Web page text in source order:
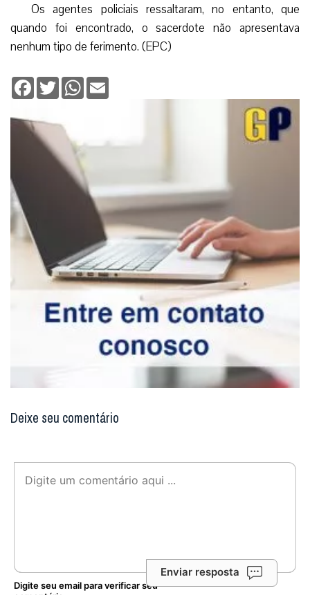
Os agentes policiais ressaltaram, no entanto, que
quando foi encontrado, o sacerdote não apresentava
nenhum tipo de ferimento. (EPC)
Facebook
TwitterWhatsApp
Deixe seu comentário
Enviar resposta
Digite seu email para verificar seu